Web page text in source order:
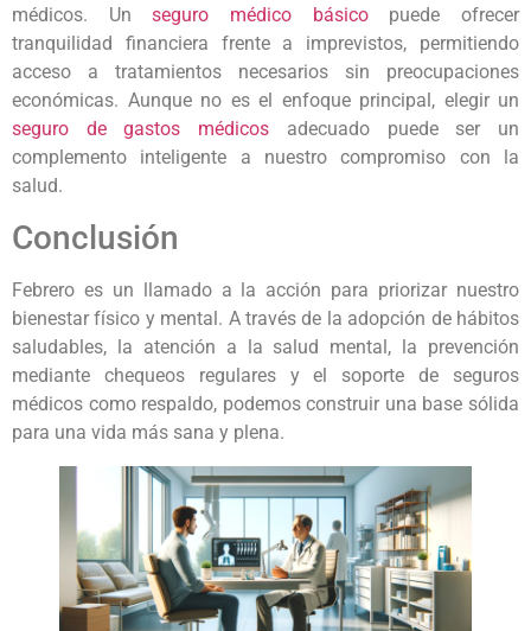
médicos. Unseguro médico básicopuede ofrecer
tranquilidad financiera frente a imprevistos, permitiendo
acceso a tratamientos necesarios sin preocupaciones
económicas. Aunque no es el enfoque principal, elegir un
seguro de gastos médicos adecuado puede ser un
complemento inteligente a nuestro compromiso con la
salud.
Conclusión
Febrero es un llamado a la acción para priorizar nuestro
bienestar físico y mental. A través de la adopción de hábitos
saludables, la atención a la salud mental, la prevención
mediante chequeos regulares y el soporte de seguros
médicos como respaldo, podemos construir una base sólida
para una vida más sana y plena.